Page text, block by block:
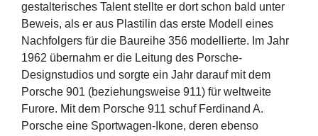
gestalterisches Talent stellte er dort schon bald unter
Beweis, als er aus Plastilin das erste Modell eines
Nachfolgers für die Baureihe 356 modellierte. Im Jahr
1962 übernahm er die Leitung des Porsche-
Designstudios und sorgte ein Jahr darauf mit dem
Porsche 901 (beziehungsweise 911) für weltweite
Furore. Mit dem Porsche 911 schuf Ferdinand A.
Porsche eine Sportwagen-Ikone, deren ebenso